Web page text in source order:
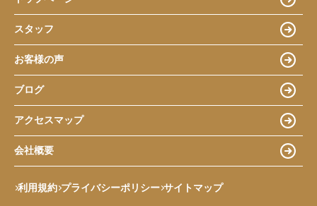
スタッフ
お客様の声
ブログ
アクセスマップ
会社概要
利用規約 プライバシーポリシー サイトマップ